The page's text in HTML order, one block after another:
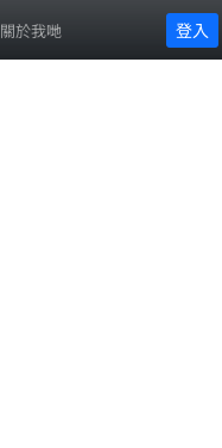
關於我哋 登入